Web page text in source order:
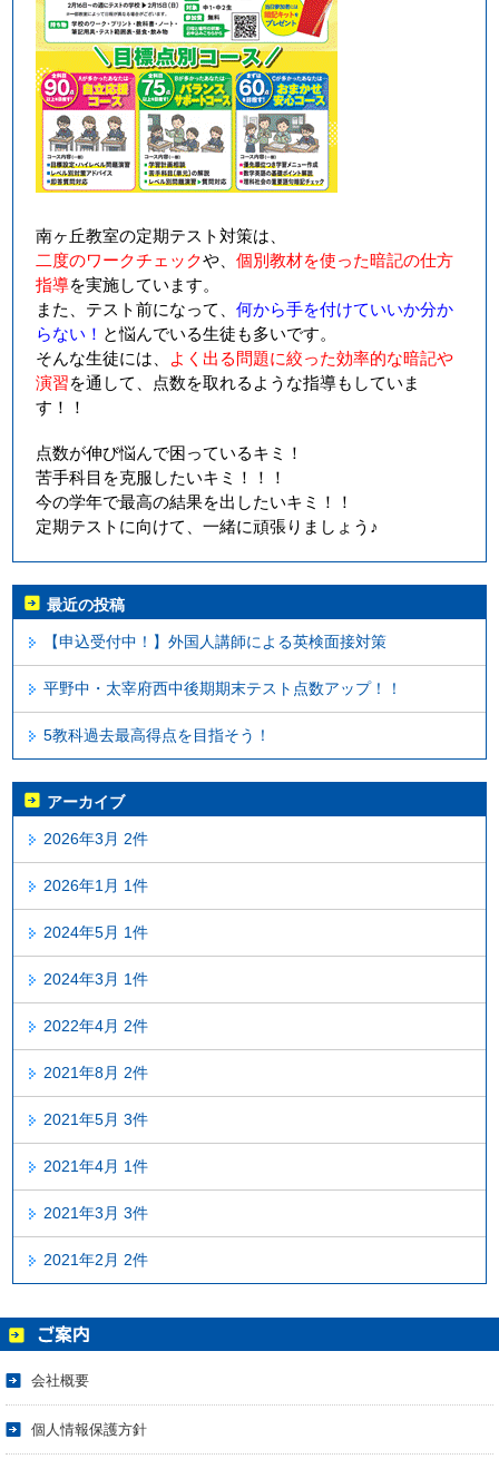
南ヶ丘教室の定期テスト対策は、
二度のワークチェックや、個別教材を使った暗記の仕方
指導を実施しています。
また、テスト前になって、何から手を付けていいか分か
らない！ と悩んでいる生徒も多いです。
そんな生徒には、
よく出る問題に絞った効率的な暗記や
演習を通して、
点数を取れるような指導もしていま
す！！
点数が伸び悩んで困っているキミ！
苦手科目を克服したいキミ！！！
今の学年で最高の結果を出したいキミ！！
定期テストに向けて、一緒に頑張りましょう♪
最近の投稿
【申込受付中！】外国人講師による英検面接対策
平野中・太宰府西中後期期末テスト点数アップ！！
5教科過去最高得点を目指そう！
アーカイブ
2026年3月 2件
2026年1月 1件
2024年5月 1件
2024年3月 1件
2022年4月 2件
2021年8月 2件
2021年5月 3件
2021年4月 1件
2021年3月 3件
2021年2月 2件
会社概要
個人情報保護方針